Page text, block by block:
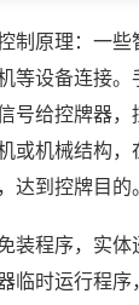
制原理：一
等设备连接
号给控牌器
或机械结构
达到控牌目的。
装程序，实
临时运行程